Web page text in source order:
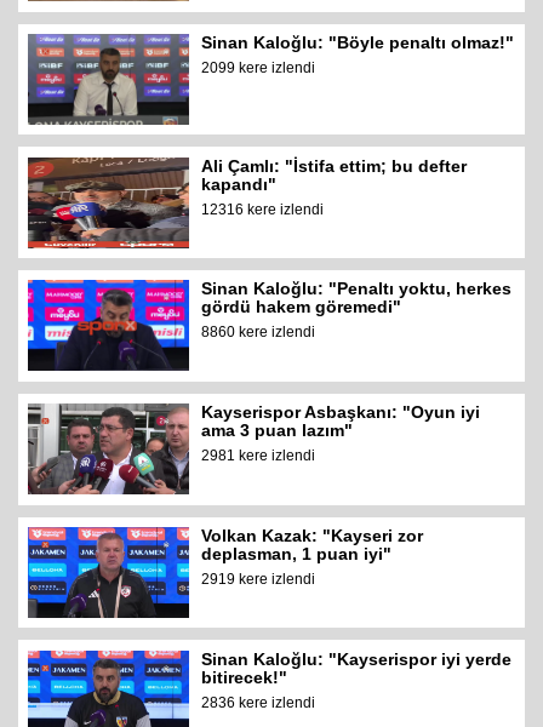
Sinan Kaloğlu: "Böyle penaltı olmaz!"
2099 kere izlendi
Ali Çamlı: "İstifa ettim; bu defter
kapandı"
12316 kere izlendi
Sinan Kaloğlu: "Penaltı yoktu, herkes
gördü hakem göremedi"
8860 kere izlendi
Kayserispor Asbaşkanı: "Oyun iyi
ama 3 puan lazım"
2981 kere izlendi
Volkan Kazak: "Kayseri zor
deplasman, 1 puan iyi"
2919 kere izlendi
Sinan Kaloğlu: "Kayserispor iyi yerde
bitirecek!"
2836 kere izlendi